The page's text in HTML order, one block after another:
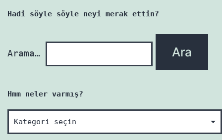
yazı
Hadi söyle söyle neyi merak ettin?
Arama…
Hmm neler varmış?
Hmm
neler